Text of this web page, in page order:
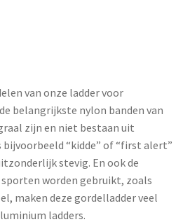
van onze ladder voor
belangrijkste nylon banden van
zijn en niet bestaan uit
“kidde” of “first alert”
stevig. En ook de
worden gebruikt, zoals
maken deze gordelladder veel
ladders.